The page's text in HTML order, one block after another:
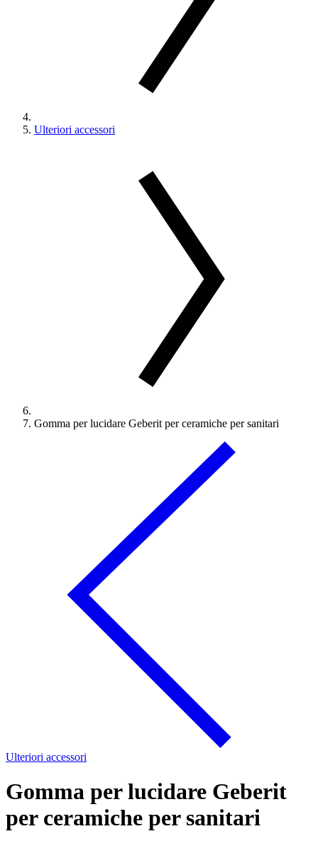
Ulteriori accessori
Gomma per lucidare Geberit per ceramiche per sanitari
Ulteriori accessori
Gomma per lucidare Geberit
per ceramiche per sanitari